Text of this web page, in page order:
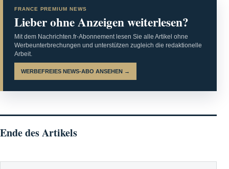
FRANCE PREMIUM NEWS
Lieber ohne Anzeigen weiterlesen?
Mit dem Nachrichten.fr-Abonnement lesen Sie alle Artikel ohne
Werbeunterbrechungen und unterstützen zugleich die redaktionelle
Arbeit.
WERBEFREIES NEWS-ABO ANSEHEN →
Ende des Artikels